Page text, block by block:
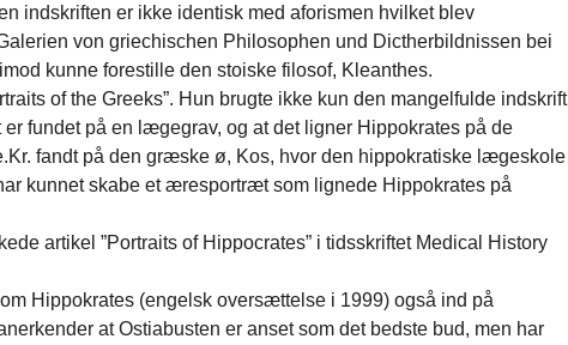
indskriften er ikke identisk med aforismen hvilket blev
von griechischen Philosophen und Dictherbildnissen bei
kunne forestille den stoiske filosof, Kleanthes.
of the Greeks”. Hun brugte ikke kun den mangelfulde indskrift
fundet på en lægegrav, og at det ligner Hippokrates på de
fandt på den græske ø, Kos, hvor den hippokratiske lægeskole
kunnet skabe et æresportræt som lignede Hippokrates på
artikel ”Portraits of Hippocrates” i tidsskriftet Medical History
Hippokrates (engelsk oversættelse i 1999) også ind på
at Ostiabusten er anset som det bedste bud, men har